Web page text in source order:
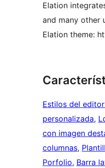
Elation
and many other
Elation theme:
Estilos del
personalizada,
con imagen
columnas,
Porfolio, Barra